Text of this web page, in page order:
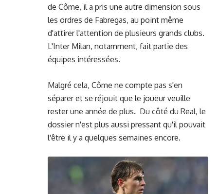
de Côme, il a pris une autre dimension sous
les ordres de Fabregas, au point même
d'attirer l'attention de plusieurs grands clubs.
L'Inter Milan, notamment, fait partie des
équipes intéressées.
Malgré cela, Côme ne compte pas s'en
séparer et se réjouit que le joueur veuille
rester une année de plus. Du côté du Real, le
dossier n'est plus aussi pressant qu'il pouvait
l'être il y a quelques semaines encore.